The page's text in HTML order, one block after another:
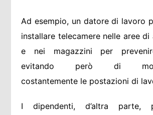
Ad esempio, un datore di lavoro
installare telecamere nelle aree di
e nei magazzini per
evitando però di
costantemente le postazioni di
I dipendenti, d’altra parte,